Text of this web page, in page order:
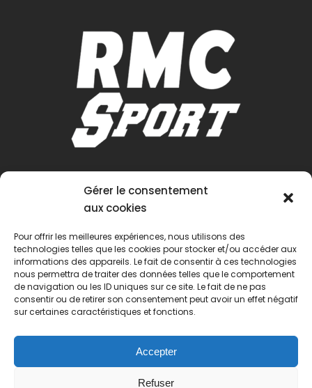
Gérer le consentement
aux cookies
Pour offrir les meilleures expériences, nous utilisons des
technologies telles que les cookies pour stocker et/ou accéder aux
informations des appareils. Le fait de consentir à ces technologies
nous permettra de traiter des données telles que le comportement
de navigation ou les ID uniques sur ce site. Le fait de ne pas
consentir ou de retirer son consentement peut avoir un effet négatif
sur certaines caractéristiques et fonctions.
Accepter
Refuser